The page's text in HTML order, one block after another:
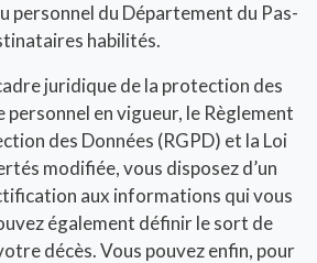
personnel du Département du Pas-
habilités.
juridique de la protection des
personnel en vigueur, le Règlement
des Données (RGPD) et la Loi
modifiée, vous disposez d’un
aux informations qui vous
également définir le sort de
décès. Vous pouvez enfin, pour